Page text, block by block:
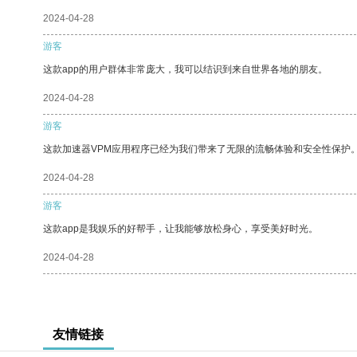
2024-04-28
游客
这款app的用户群体非常庞大，我可以结识到来自世界各地的朋友。
2024-04-28
游客
这款加速器VPM应用程序已经为我们带来了无限的流畅体验和安全性保护
2024-04-28
游客
这款app是我娱乐的好帮手，让我能够放松身心，享受美好时光。
2024-04-28
友情链接